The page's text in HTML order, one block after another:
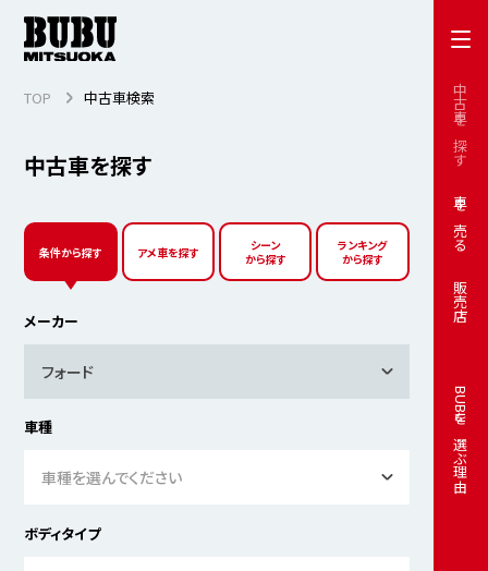
中古車を探す
車を売る
販売店
BUBUを選ぶ理由
中古車を探す
TOP 中古車検索
条件から探す アメ車を探す
シーン
から探す
ランキング
から探す
メーカー
フォード
車種
車種を選んでください
ボディタイプ